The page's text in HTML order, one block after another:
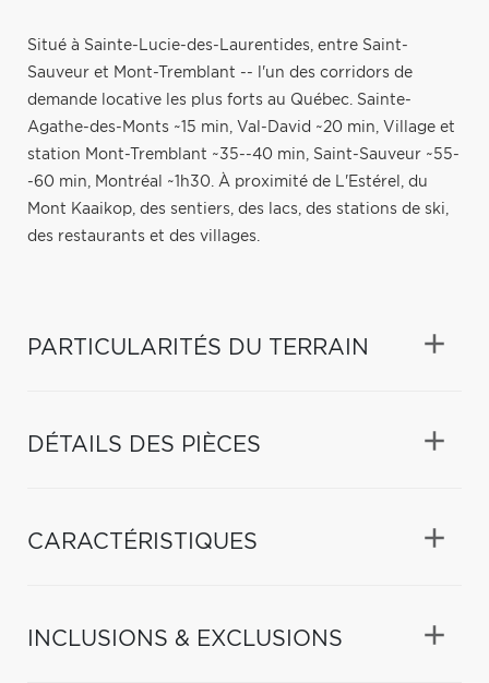
Situé à Sainte-Lucie-des-Laurentides, entre Saint-
Sauveur et Mont-Tremblant -- l'un des corridors de
demande locative les plus forts au Québec. Sainte-
Agathe-des-Monts ~15 min, Val-David ~20 min, Village et
station Mont-Tremblant ~35--40 min, Saint-Sauveur ~55-
-60 min, Montréal ~1h30. À proximité de L'Estérel, du
Mont Kaaikop, des sentiers, des lacs, des stations de ski,
des restaurants et des villages.
PARTICULARITÉS DU TERRAIN
DÉTAILS DES PIÈCES
CARACTÉRISTIQUES
INCLUSIONS & EXCLUSIONS